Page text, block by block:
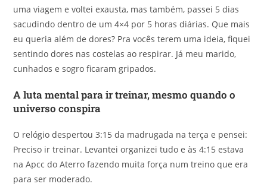
uma viagem e voltei exausta, mas também, passei 5 dias
sacudindo dentro de um 4×4 por 5 horas diárias. Que mais
eu queria além de dores? Pra vocês terem uma ideia, fiquei
sentindo dores nas costelas ao respirar. Já meu marido,
cunhados e sogro ficaram gripados.
A luta mental para ir treinar, mesmo quando o
universo conspira
O relógio despertou 3:15 da madrugada na terça e pensei:
Preciso ir treinar. Levantei organizei tudo e às 4:15 estava
na Apcc do Aterro fazendo muita força num treino que era
para ser moderado.